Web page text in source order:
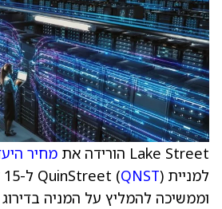
Lake Street הורידה את מחיר
למניית QuinStreet ( QNST
וממשיכה להמליץ על המניה